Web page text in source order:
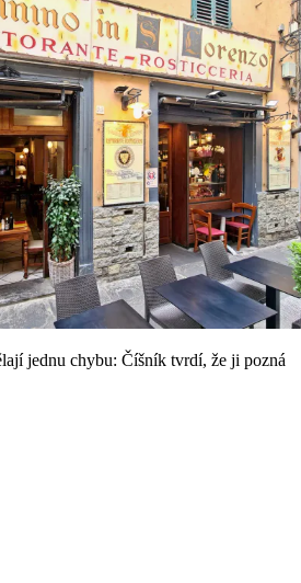
jednu chybu: Číšník tvrdí, že ji pozná